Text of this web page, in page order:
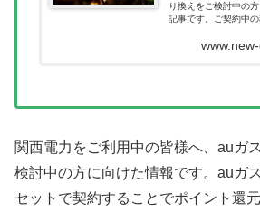
り換えをご検討中の
記事です。ご契約中
認いただけます。新
関西電力をご利用中の皆様へ、auガ
検討中の方に向けた情報です。auガ
セットで契約することでポイント還